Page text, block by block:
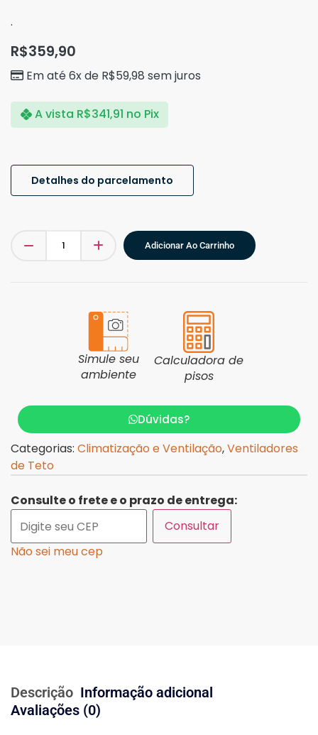
.
R$359,90
Em até 6x de R$59,98 sem juros
A vista R$341,91 no Pix
Detalhes do parcelamento
Adicionar Ao Carrinho
Simule seu
ambiente
Calculadora de
pisos
Dúvidas?
Categorias: Climatização e Ventilação,Ventiladores
de Teto
Consulte o frete e o prazo de entrega:
Consultar
Não sei meu cep
Descrição Informação adicional
Avaliações (0)